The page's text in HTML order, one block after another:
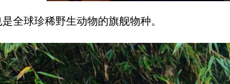
球珍稀野生动物的旗舰物种。